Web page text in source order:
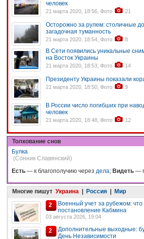
человек
21 марта 2020, 18:56, Фото 21
Осторожно за рулем: столичные
загадочная туманность
21 марта 2020, 18:54, Фото 8
В Сети появились уникальные
на Восток Украины
21 марта 2020, 18:53, Фото 14
Президенту Украины показали
21 марта 2020, 18:50, Фото 9
В России число погибших при
человек
21 марта 2020, 18:48, Фото 12
Толкование снов
Булка
(Сонник Славянский)
Есть — к благополучию через дела; Видеть —
Многие пишут Украина | Россия | Мир
2
Военный учет за рубежом:
постановление Кабмина
03 августа 2026, 19:04
2
Дополнительные выходные:
День Независимости